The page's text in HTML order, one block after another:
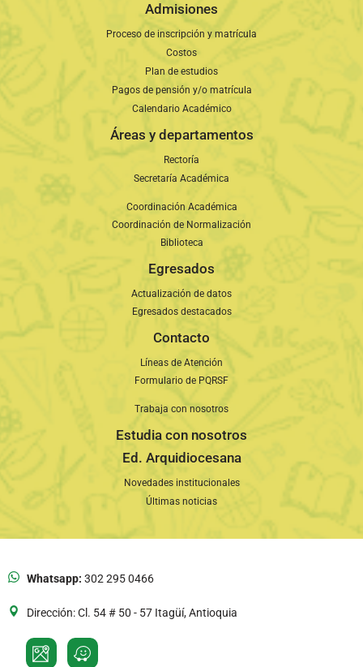
Admisiones
Proceso de inscripción y matrícula
Costos
Plan de estudios
Pagos de pensión y/o matrícula
Calendario Académico
Áreas y departamentos
Rectoría
Secretaría Académica
Coordinación Académica
Coordinación de Normalización
Biblioteca
Egresados
Actualización de datos
Egresados destacados
Contacto
Líneas de Atención
Formulario de PQRSF
Trabaja con nosotros
Estudia con nosotros
Ed. Arquidiocesana
Novedades institucionales
Últimas noticias
Whatsapp: 302 295 0466
Dirección: Cl. 54 # 50 - 57 Itagüí, Antioquia